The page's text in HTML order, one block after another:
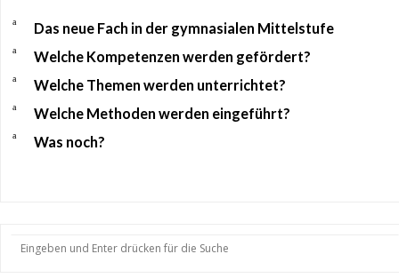
a Das neue Fach in der gymnasialen Mittelstufe
a Welche Kompetenzen werden gefördert?
a Welche Themen werden unterrichtet?
a Welche Methoden werden eingeführt?
a Was noch?